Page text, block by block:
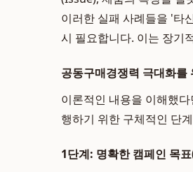
이러한 실패 사례들을 '타
시 필요합니다. 이는 장기
공동구매경쟁력 극대화를
이론적인 내용을 이해했
행하기 위한 구체적인 단
1단계: 명확한 캠페인 목